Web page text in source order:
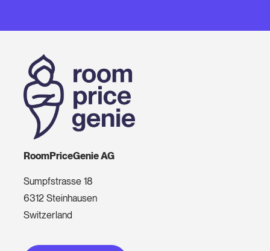
RoomPriceGenie AG
Sumpfstrasse 18
6312 Steinhausen
Switzerland